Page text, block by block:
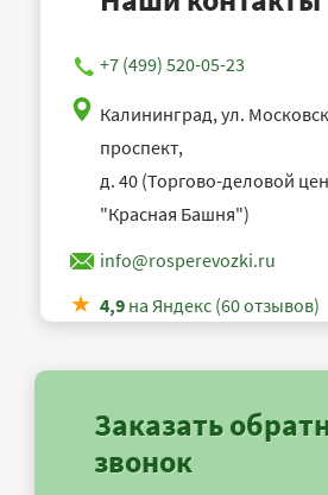
+7 (499) 520-05-23
Калининград, ул.
проспект,
д. 40 (Торгово-деловой
"Красная Башня")
info@rosperevozki.ru
4,9 на Яндекс (60 отзывов)
Заказать
звонок